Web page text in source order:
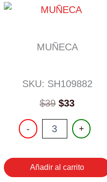
MUÑECA
SKU: SH109882
$39 $33
-
MUÑECA
cantidad
+
Añadir al carrito